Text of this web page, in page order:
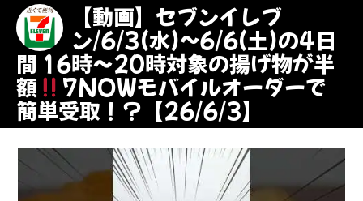
【動画】セブンイレブ
ン/6/3(水)~6/6(土)の4日
間 16時～20時対象の揚げ物が半
額 7NOWモバイルオーダーで
簡単受取！？【26/6/3】